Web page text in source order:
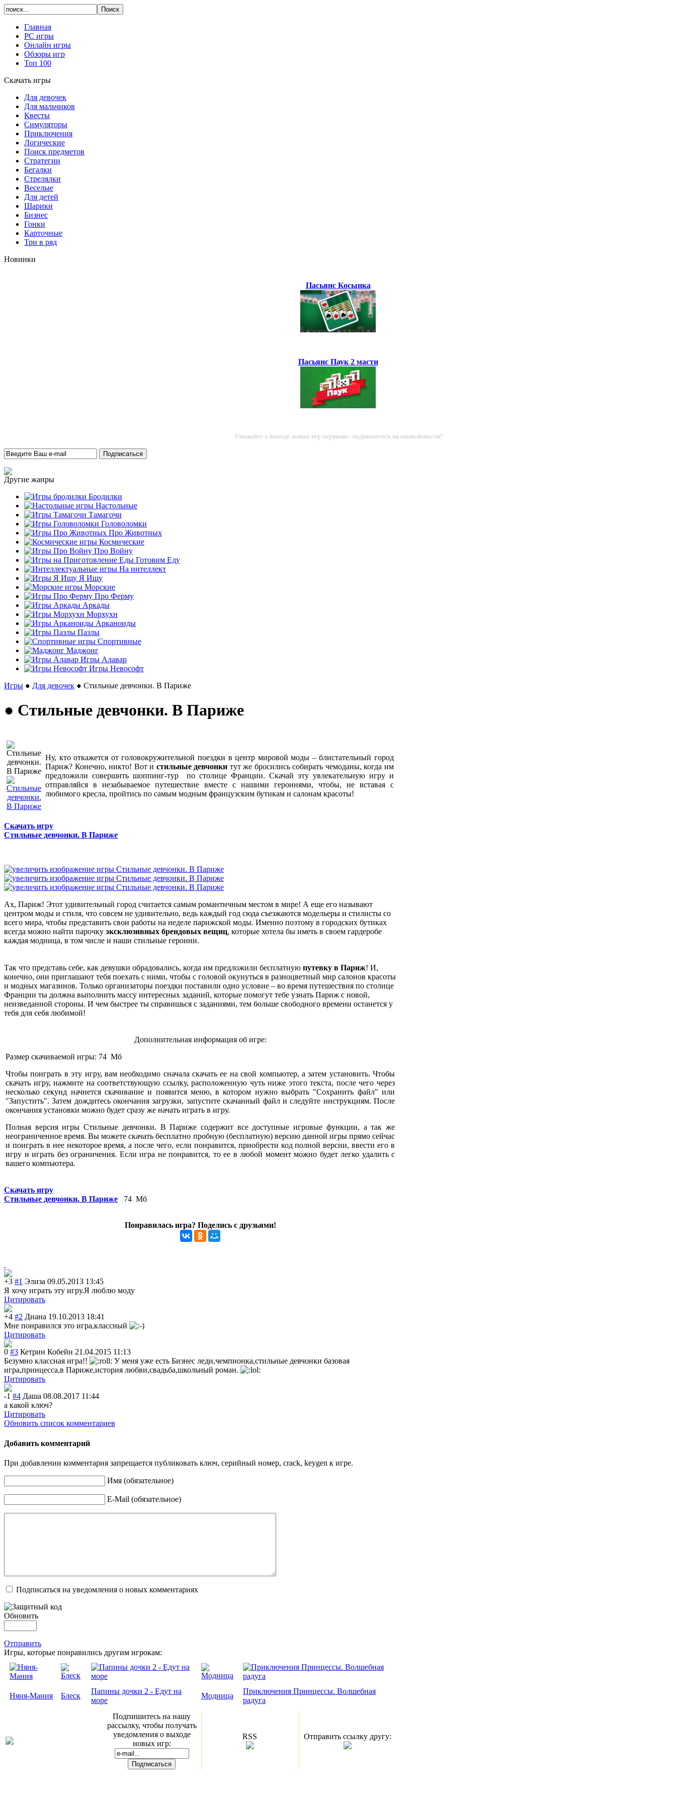
Главная
PC игры
Онлайн игры
Обзоры игр
Топ 100
Скачать игры
Для девочек
Для мальчиков
Квесты
Симуляторы
Приключения
Логические
Поиск предметов
Стратегии
Бегалки
Стрелялки
Веселые
Для детей
Шарики
Бизнес
Гонки
Карточные
Три в ряд
Новинки
Пасьянс Косынка
Пасьянс Паук 2 масти
Узнавайте о выходе новых игр первыми - подпишитесь на наши новости!
Другие жанры
Бродилки
Настольные
Тамагочи
Головоломки
Про Животных
Космические
Про Войну
Готовим Еду
На интеллект
Я Ищу
Морские
Про Ферму
Аркады
Морхухн
Арканоиды
Пазлы
Спортивные
Маджонг
Игры Алавар
Игры Невософт
Игры ● Для девочек ● Стильные девчонки. В Париже
● Стильные девчонки. В Париже
Ну, кто откажется от головокружительной поездки в центр мировой моды – блистательный город
Париж? Конечно, никто! Вот и стильные девчонки тут же бросились собирать чемоданы, когда им
предложили совершить шоппинг-тур по столице Франции. Скачай эту увлекательную игру и
отправляйся в незабываемое путешествие вместе с нашими героинями, чтобы, не вставая с
любимого кресла, пройтись по самым модным французским бутикам и салонам красоты!
Скачать игру
Стильные девчонки. В Париже
Ах, Париж! Этот удивительный город считается самым романтичным местом в мире! А еще его называют
центром моды и стиля, что совсем не удивительно, ведь каждый год сюда съезжаются модельеры и стилисты со
всего мира, чтобы представить свои работы на неделе парижской моды. Именно поэтому в городских бутиках
всегда можно найти парочку эксклюзивных брендовых вещиц, которые хотела бы иметь в своем гардеробе
каждая модница, в том числе и наши стильные героини.
Так что представь себе, как девушки обрадовались, когда им предложили бесплатную путевку в Париж! И,
конечно, они приглашают тебя поехать с ними, чтобы с головой окунуться в разноцветный мир салонов красоты
и модных магазинов. Только организаторы поездки поставили одно условие – во время путешествия по столице
Франции ты должна выполнить массу интересных заданий, которые помогут тебе узнать Париж с новой,
неизведанной стороны. И чем быстрее ты справишься с заданиями, тем больше свободного времени останется у
тебя для себя любимой!
Дополнительная информация об игре:
Размер скачиваемой игры: 74 Мб
Чтобы поиграть в эту игру, вам необходимо сначала скачать ее на свой компьютер, а затем установить. Чтобы
скачать игру, нажмите на соответствующую ссылку, расположенную чуть ниже этого текста, после чего через
несколько секунд начнется скачивание и появится меню, в котором нужно выбрать "Сохранить файл" или
"Запустить". Затем дождитесь окончания загрузки, запустите скачанный файл и следуйте инструкциям. После
окончания установки можно будет сразу же начать играть в игру.
Полная версия игры Стильные девчонки. В Париже содержит все доступные игровые функции, а так же
неограниченное время. Вы можете скачать бесплатно пробную (бесплатную) версию данной игры прямо сейчас
и поиграть в нее некоторое время, а после чего, если понравится, приобрести код полной версии, ввести его в
игру и играть без ограничения. Если игра не понравится, то ее в любой момент можно будет легко удалить с
вашего компьютера.
Скачать игру
Стильные девчонки. В Париже 74 Мб
Понравилась игра? Поделись с друзьями!
+3 #1 Элиза 09.05.2013 13:45
Я хочу играть эту игру.Я люблю моду
Цитировать
+4 #2 Диана 19.10.2013 18:41
Мне понравился это игра,классный
Цитировать
0 #3 Кетрин Кобейн 21.04.2015 11:13
Безумно классная игра!!
У меня уже есть Бизнес леди,чемпионка,стильные девчонки базовая
игра,принцесса,в Париже,история любви,свадьба,школьный роман.
Цитировать
-1 #4 Даша 08.08.2017 11:44
а какой ключ?
Цитировать
Обновить список комментариев
Добавить комментарий
При добавлении комментария запрещается публиковать ключ, серийный номер, crack, keygen к игре.
Имя (обязательное)
E-Mail (обязательное)
Подписаться на уведомления о новых комментариях
Обновить
Отправить
Игры, которые понравились другим игрокам:
Няня-Мания Блеск
Папины дочки 2 - Едут на
море
Модница
Приключения Принцессы. Волшебная
радуга
Подпишитесь на нашу
рассылку, чтобы получать
уведомления о выходе
новых игр:
RSS Отправить ссылку другу: